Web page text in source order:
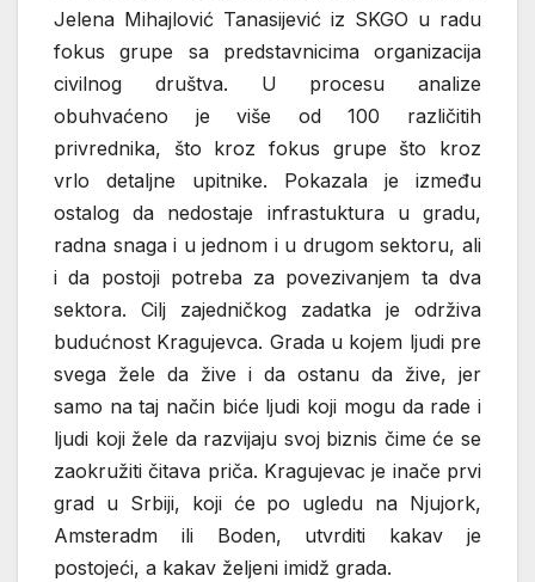
Jelena Mihajlović Tanasijević iz SKGO u radu
fokus grupe sa predstavnicima organizacija
civilnog društva. U procesu analize
obuhvaćeno je više od 100 različitih
privrednika, što kroz fokus grupe što kroz
vrlo detaljne upitnike. Pokazala je između
ostalog da nedostaje infrastuktura u gradu,
radna snaga i u jednom i u drugom sektoru, ali
i da postoji potreba za povezivanjem ta dva
sektora. Cilj zajedničkog zadatka je održiva
budućnost Kragujevca. Grada u kojem ljudi pre
svega žele da žive i da ostanu da žive, jer
samo na taj način biće ljudi koji mogu da rade i
ljudi koji žele da razvijaju svoj biznis čime će se
zaokružiti čitava priča. Kragujevac je inače prvi
grad u Srbiji, koji će po ugledu na Njujork,
Amsteradm ili Boden, utvrditi kakav je
postojeći, a kakav željeni imidž grada.